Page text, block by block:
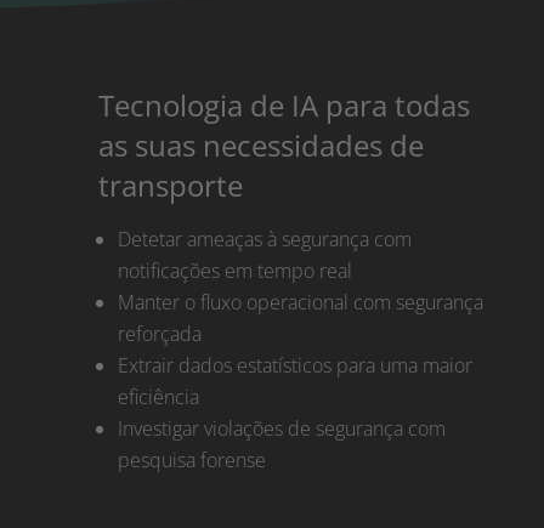
Tecnologia de IA para todas
as suas necessidades de
transporte
Detetar ameaças à segurança com
notificações em tempo real
Manter o fluxo operacional com segurança
reforçada
Extrair dados estatísticos para uma maior
eficiência
Investigar violações de segurança com
pesquisa forense